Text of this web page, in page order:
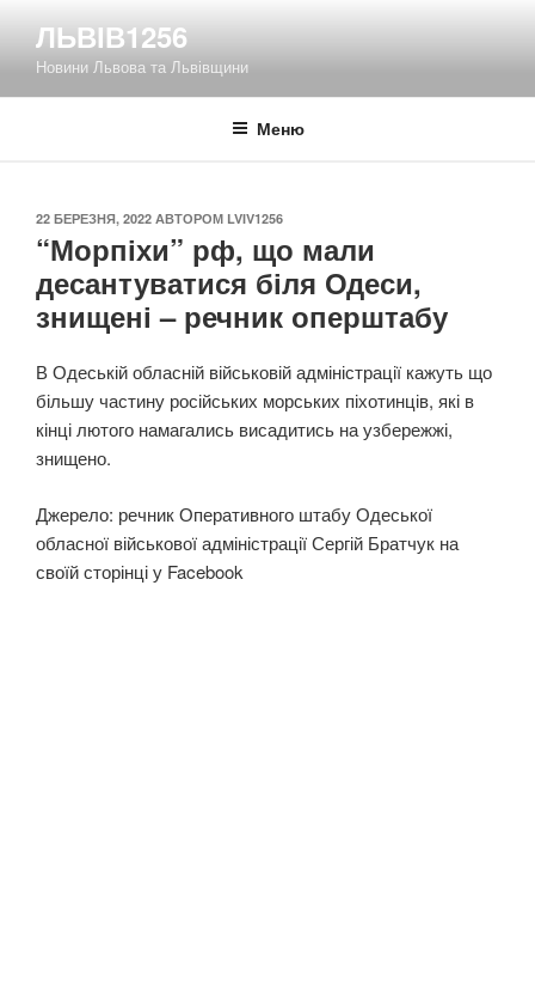
вмісту
ЛЬВІВ1256
Новини Львова та Львівщини
Меню
ОПУБЛІКОВАНО
22 БЕРЕЗНЯ, 2022 АВТОРОМ LVIV1256
“Морпіхи” рф, що мали
десантуватися біля Одеси,
знищені – речник оперштабу
В Одеській обласній військовій адміністрації кажуть що
більшу частину російських морських піхотинців, які в
кінці лютого намагались висадитись на узбережжі,
знищено.
Джерело: речник Оперативного штабу Одеської
обласної військової адміністрації Сергій Братчук на
своїй сторінці у Facebook